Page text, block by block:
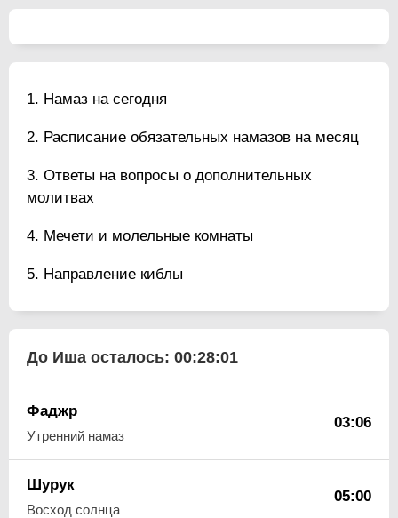
Намаз на сегодня
Расписание обязательных намазов на месяц
Ответы на вопросы о дополнительных
молитвах
Мечети и молельные комнаты
Направление киблы
До Иша осталось: 00:28:00
Фаджр
Утренний намаз
03:06
Шурук
Восход солнца
05:00